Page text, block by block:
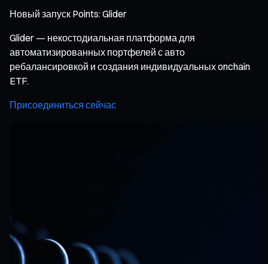
Новый запуск Points: Glider
Glider — некостодиальная платформа для
автоматизированных портфелей с авто
ребалансировкой и создания индивидуальных onchain
ETF.
Присоединиться сейчас